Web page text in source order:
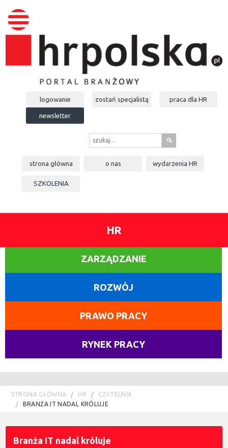
logowanie zostań specjalistą praca dla HR
newsletter
s
strona główna o nas wydarzeniaHR
SZKOLENIA
HR
ZARZĄDZANIE
ROZWÓJ
PRAWO PRACY
RYNEK PRACY
STRONA GŁÓWNA HR
CZYTELNIA
BRANŻA IT NADAL KRÓLUJE
Branża IT nadal króluje